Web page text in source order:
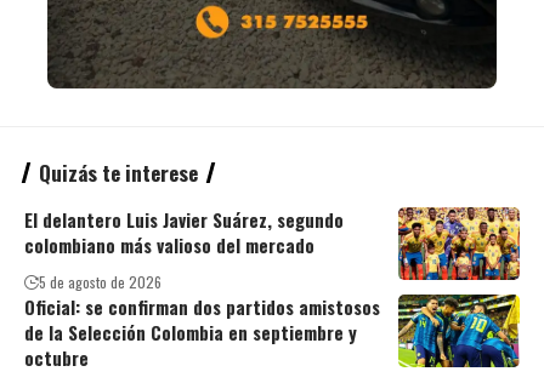
Quizás te interese
El delantero Luis Javier Suárez, segundo
colombiano más valioso del mercado
5 de agosto de 2026
Oficial: se confirman dos partidos amistosos
de la Selección Colombia en septiembre y
octubre